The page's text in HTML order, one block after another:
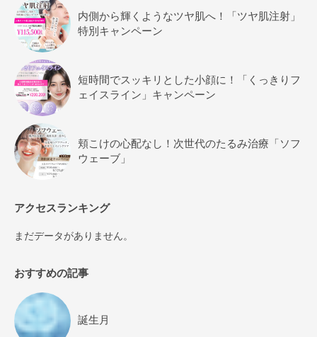
内側から輝くようなツヤ肌へ！「ツヤ肌注射」
特別キャンペーン
短時間でスッキリとした小顔に！「くっきりフ
ェイスライン」キャンペーン
頬こけの心配なし！次世代のたるみ治療「ソフ
ウェーブ」
アクセスランキング
まだデータがありません。
おすすめの記事
誕生月